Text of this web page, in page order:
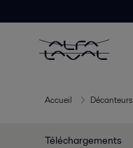
Accueil Décanteurs
Téléchargements